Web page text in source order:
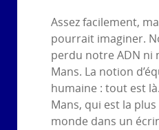
Assez facilement,
pourrait imaginer.
perdu notre ADN ni
Mans. La notion
humaine : tout est
Mans, qui est la
monde dans un